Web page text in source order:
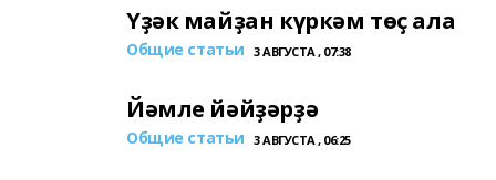
Үҙәк майҙан күркәм төҫ ала
Общие статьи 3 АВГУСТА , 07:38
Йәмле йәйҙәрҙә
Общие статьи 3 АВГУСТА , 06:25